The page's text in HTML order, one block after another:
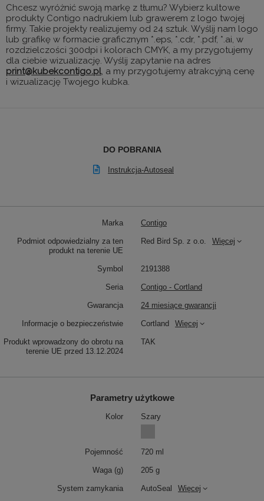
Chcesz wyróżnić swoją markę z tłumu? Wybierz kultowe
produkty Contigo nadrukiem lub grawerem z logo twojej
firmy. Takie projekty realizujemy od 24 sztuk. Wyślij nam logo
lub grafikę w formacie graficznym *.eps, *.cdr, *.pdf, *.ai, w
rozdzielczości 300dpi i kolorach CMYK, a my przygotujemy
dla ciebie wizualizację. Wyślij zapytanie na adres
print@kubekcontigo.pl, a my przygotujemy atrakcyjną cenę
i wizualizację Twojego kubka.
DO POBRANIA
Instrukcja-Autoseal
Marka Contigo
Podmiot odpowiedzialny za ten
produkt na terenie UE
Red Bird Sp. z o.o. Więcej
Symbol 2191388
Seria Contigo - Cortland
Gwarancja 24 miesiące gwarancji
Informacje o bezpieczeństwie Cortland Więcej
Produkt wprowadzony do obrotu na
terenie UE przed 13.12.2024
TAK
Parametry użytkowe
Kolor Szary
Pojemność 720 ml
Waga (g) 205 g
System zamykania AutoSeal Więcej